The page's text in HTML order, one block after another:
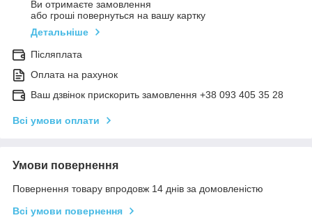
Ви отримаєте замовлення
або гроші повернуться на вашу картку
Детальніше
Післяплата
Оплата на рахунок
Ваш дзвінок прискорить замовлення +38 093 405 35 28
Всі умови оплати
Умови повернення
Повернення товару впродовж 14 днів за домовленістю
Всі умови повернення